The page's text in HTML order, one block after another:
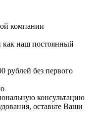
компании
как наш постоянный
рублей без первого
консультацию
оставьте Ваши